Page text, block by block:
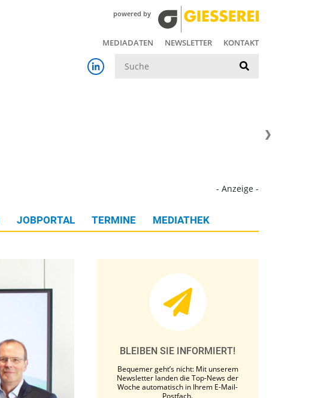
powered by
MEDIADATEN NEWSLETTER KONTAKT
- Anzeige -
JOBPORTAL TERMINE MEDIATHEK
BLEIBEN SIE INFORMIERT!
Bequemer geht’s nicht: Mit unserem
Newsletter landen die Top-News der
Woche automatisch in Ihrem E-Mail-